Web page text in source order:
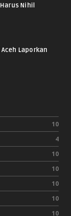
Nihil
Laporkan
10
4
10
10
10
10
10